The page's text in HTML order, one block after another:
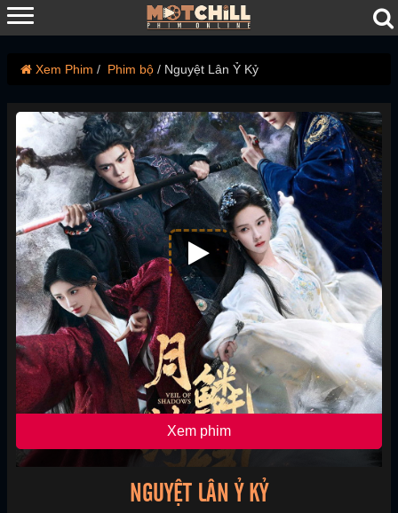
Xem Phim Phim bộ Nguyệt Lân Ỷ Kỷ
Xem phim
NGUYỆT LÂN Ỷ KỶ